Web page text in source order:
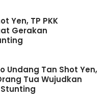
Yen, TP PKK
Gerakan
Undang Tan Shot Yen,
Tua Wujudkan